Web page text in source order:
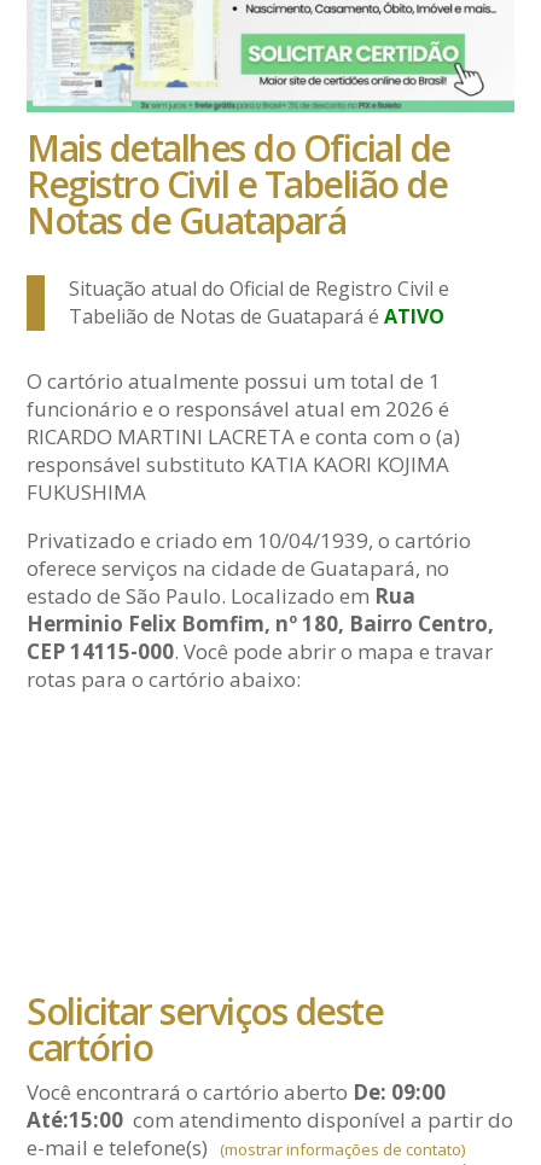
Mais detalhes do Oficial de
Registro Civil e Tabelião de
Notas de Guatapará
Situação atual do Oficial de Registro Civil e
Tabelião de Notas de Guatapará éATIVO
O cartório atualmente possui um total de 1
funcionário e o responsável atual em 2026 é
RICARDO MARTINI LACRETA e conta com o (a)
responsável substituto KATIA KAORI KOJIMA
FUKUSHIMA
Privatizado e criado em 10/04/1939, o cartório
oferece serviços na cidade de Guatapará, no
estado de São Paulo. Localizado em Rua
Herminio Felix Bomfim, nº 180, Bairro Centro,
CEP 14115-000. Você pode abrir o mapa e travar
rotas para o cartório abaixo:
Solicitar serviços deste
cartório
Você encontrará o cartório aberto De: 09:00
Até:15:00 com atendimento disponível a partir do
e-maile telefone(s) (mostrar informações de contato)